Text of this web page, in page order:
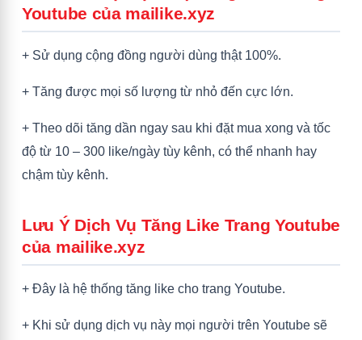
Youtube của mailike.xyz
+ Sử dụng cộng đồng người dùng thật 100%.
+ Tăng được mọi số lượng từ nhỏ đến cực lớn.
+ Theo dõi tăng dần ngay sau khi đặt mua xong và tốc
độ từ 10 – 300 like/ngày tùy kênh, có thể nhanh hay
chậm tùy kênh.
Lưu Ý Dịch Vụ Tăng Like Trang Youtube
của mailike.xyz
+ Đây là hệ thống tăng like cho trang Youtube.
+ Khi sử dụng dịch vụ này mọi người trên Youtube sẽ